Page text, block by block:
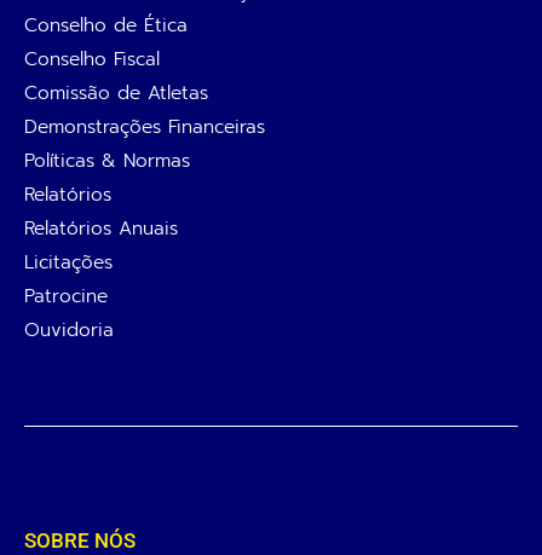
Conselho de Ética
Conselho Fiscal
Comissão de Atletas
Demonstrações Financeiras
Políticas & Normas
Relatórios
Relatórios Anuais
Licitações
Patrocine
Ouvidoria
SOBRE NÓS